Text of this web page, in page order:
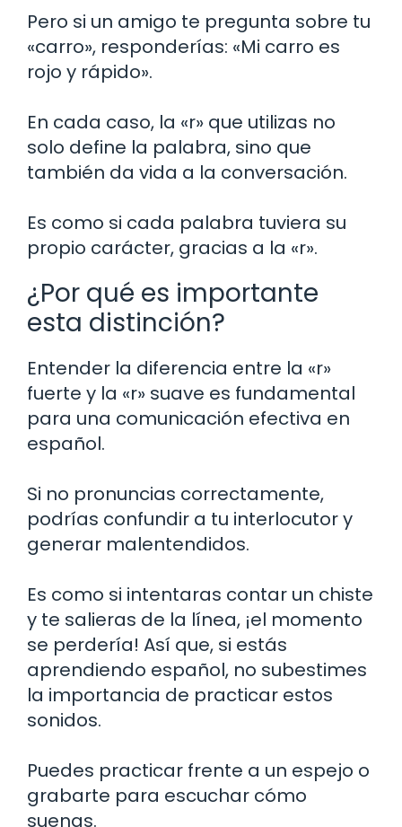
Pero si un amigo te pregunta sobre tu
«carro», responderías: «Mi carro es
rojo y rápido».
En cada caso, la «r» que utilizas no
solo define la palabra, sino que
también da vida a la conversación.
Es como si cada palabra tuviera su
propio carácter, gracias a la «r».
¿Por qué es importante
esta distinción?
Entender la diferencia entre la «r»
fuerte y la «r» suave es fundamental
para una comunicación efectiva en
español.
Si no pronuncias correctamente,
podrías confundir a tu interlocutor y
generar malentendidos.
Es como si intentaras contar un chiste
y te salieras de la línea, ¡el momento
se perdería! Así que, si estás
aprendiendo español, no subestimes
la importancia de practicar estos
sonidos.
Puedes practicar frente a un espejo o
grabarte para escuchar cómo
suenas.